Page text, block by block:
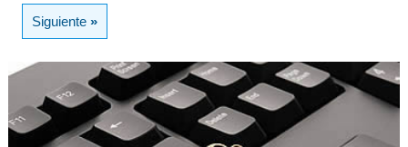
Siguiente»